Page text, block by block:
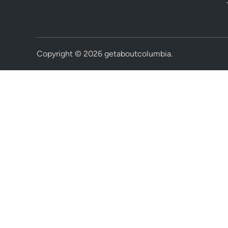
Copyright © 2026 getaboutcolumbia.